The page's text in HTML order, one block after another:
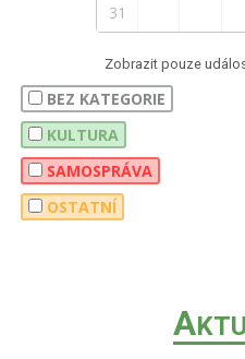
31
Zobrazit pouze
BEZ KATEGORIE
KULTURA
SAMOSPRÁVA
OSTATNÍ
A